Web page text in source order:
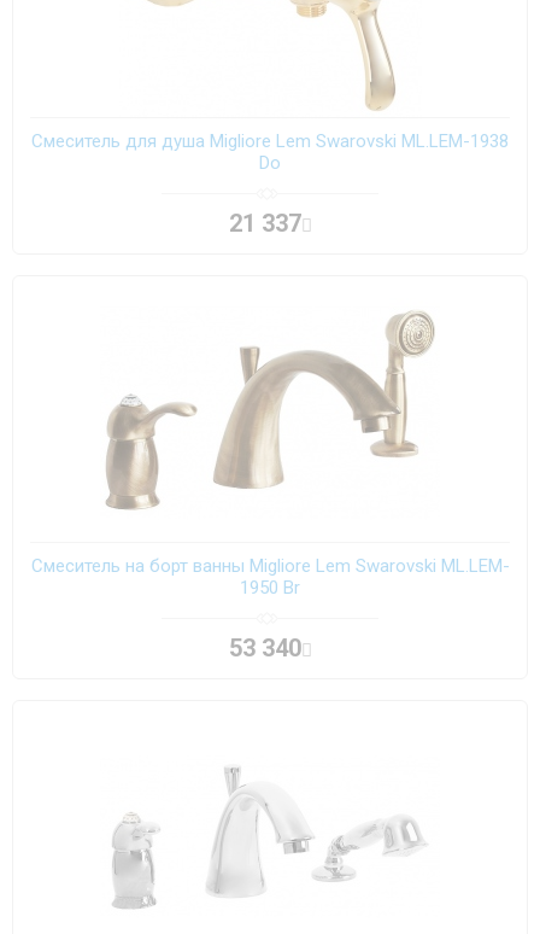
Смеситель для душа Migliore Lem Swarovski ML.LEM-1938
Do
21 337
Смеситель на борт ванны Migliore Lem Swarovski ML.LEM-
1950 Br
53 340